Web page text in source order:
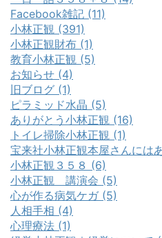
Facebook雑記 (11)
小林正観 (391)
小林正観財布 (1)
教育小林正観 (5)
お知らせ (4)
旧ブログ (1)
ピラミッド水晶 (5)
ありがとう小林正観 (16)
トイレ掃除小林正観 (1)
宝来社小林正観本屋さんには
小林正観３５８ (6)
小林正観 講演会 (5)
心が作る病気ケガ (5)
人相手相 (4)
心理療法 (1)